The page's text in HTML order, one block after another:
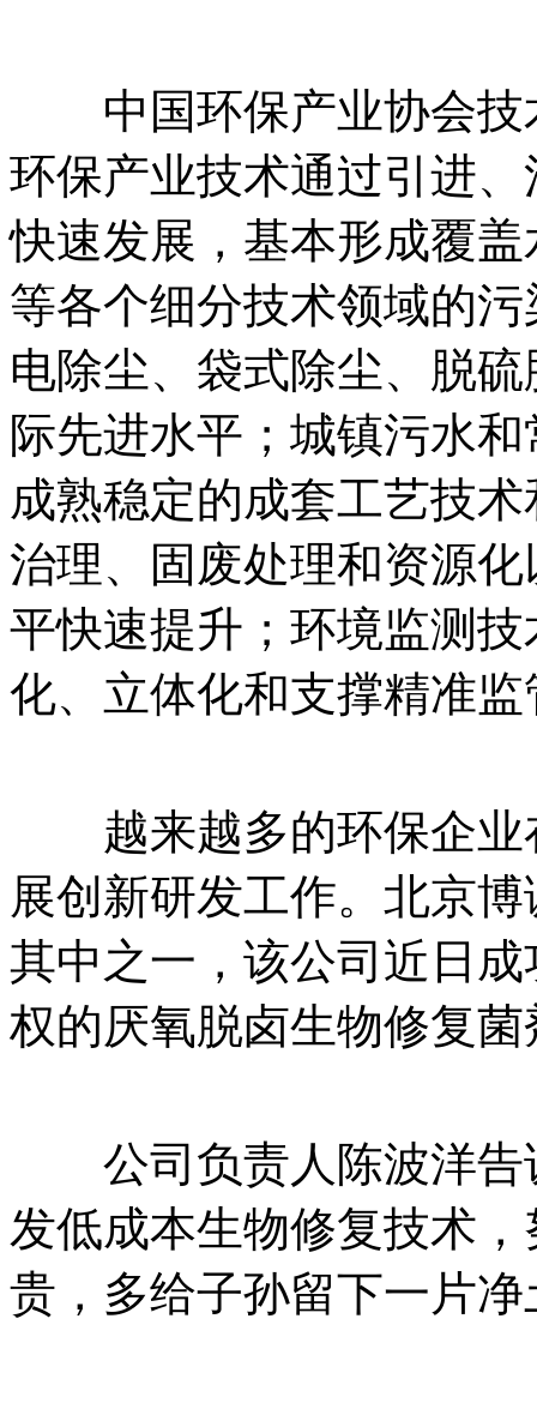
中国环保产业协会技
环保产业技术通过引进
快速发展，基本形成覆
等各个细分技术领域的
电除尘、袋式除尘、脱
际先进水平；城镇污水
成熟稳定的成套工艺技
治理、固废处理和资源
平快速提升；环境监测
化、立体化和支撑精准
越来越多的环保企业
展创新研发工作。北京
其中之一，该公司近日
权的厌氧脱卤生物修复
公司负责人陈波洋告
发低成本生物修复技术
贵，多给子孙留下一片净